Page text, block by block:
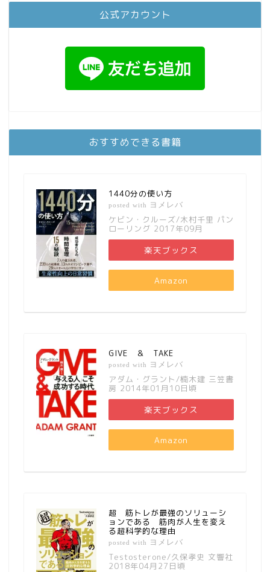
公式アカウント
おすすめできる書籍
1440分の使い方
posted with ヨメレバ
ケビン・クルーズ/木村千里 パン
ローリング 2017年09月
楽天ブックス
Amazon
GIVE ＆ TAKE
posted with ヨメレバ
アダム・グラント/楠木建 三笠書
房 2014年01月10日頃
楽天ブックス
Amazon
超 筋トレが最強のソリューシ
ョンである 筋肉が人生を変え
る超科学的な理由
posted with ヨメレバ
Testosterone/久保孝史 文響社
2018年04月27日頃